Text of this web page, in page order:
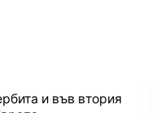
и във втория